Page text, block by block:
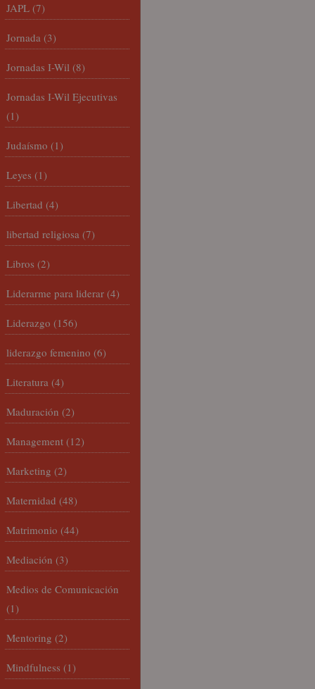
JAPL (7)
Jornada (3)
Jornadas I-Wil (8)
Jornadas I-Wil Ejecutivas
(1)
Judaísmo (1)
Leyes (1)
Libertad (4)
libertad religiosa (7)
Libros (2)
Liderarme para liderar (4)
Liderazgo (156)
liderazgo femenino (6)
Literatura (4)
Maduración (2)
Management (12)
Marketing (2)
Maternidad (48)
Matrimonio (44)
Mediación (3)
Medios de Comunicación
(1)
Mentoring (2)
Mindfulness (1)